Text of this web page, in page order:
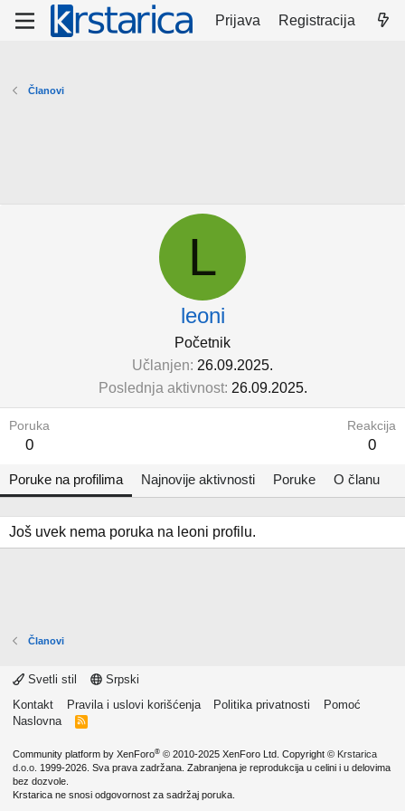
Prijava Registracija
Članovi
L
leoni
Početnik
Učlanjen 26.09.2025.
Poslednja aktivnost 26.09.2025.
Poruka
0
Reakcija
0
Poruke na profilima Najnovije aktivnosti Poruke O članu
Još uvek nema poruka na leoni profilu.
Članovi
Svetli stil
Srpski
Kontakt
Pravila i uslovi korišćenja Politika privatnosti
Pomoć
Naslovna
R
Community platform by XenForo® © 2010-2025 XenForo Ltd. Copyright © Krstarica
d.o.o. 1999-2026. Sva prava zadržana. Zabranjena je reprodukcija u celini i u delovima
bez dozvole.
Krstarica ne snosi odgovornost za sadržaj poruka.